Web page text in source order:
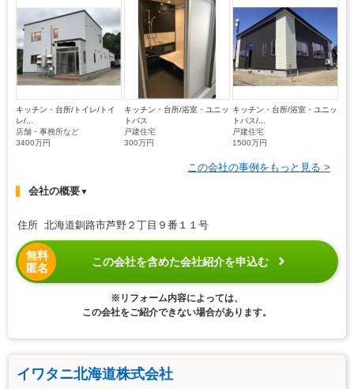
キッチン・台所/トイレ/トイ
レ/...
店舗・事務所など
3400万円
キッチン・台所/浴室・ユニッ
トバス
戸建住宅
300万円
キッチン・台所/浴室・ユニッ
トバス/...
戸建住宅
1500万円
この会社の事例をもっと見る >
会社の概要▼
住所 北海道釧路市芦野２丁目９番１１号
無料
匿名
この会社を含めた会社紹介を申込む
※リフォーム内容によっては、
この会社をご紹介できない場合があります。
イワタニ北海道株式会社